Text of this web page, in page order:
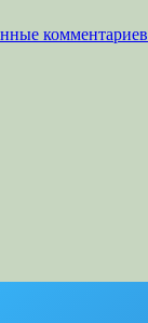
комментариев